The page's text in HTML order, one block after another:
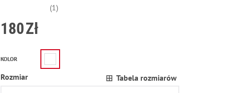
(1)
180Zł
KOLOR
Rozmiar Tabela rozmiarów